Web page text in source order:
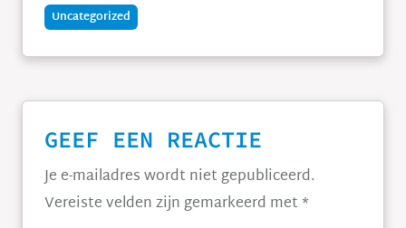
Uncategorized
GEEF EEN REACTIE
Je e-mailadres wordt niet gepubliceerd.
Vereiste velden zijn gemarkeerd met*